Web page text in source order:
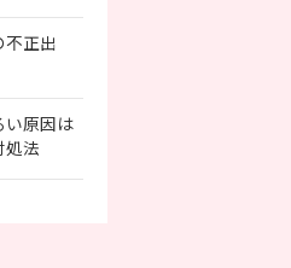
不正出
い原因は
処法